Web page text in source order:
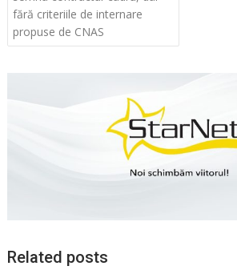
articole
fără criteriile de internare
propuse de CNAS
Related posts